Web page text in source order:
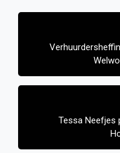
Bericht
Tessa Neefjes